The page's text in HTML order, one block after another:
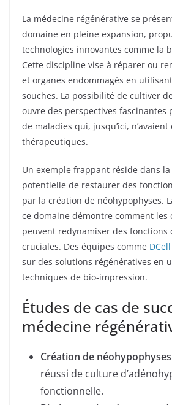
La médecine régénérative se
domaine en pleine expansion,
technologies innovantes comme la
Cette discipline vise à réparer ou
et organes endommagés en
souches. La possibilité de cultiver
ouvre des perspectives
de maladies qui, jusqu’ici, n’avaient
thérapeutiques.
Un exemple frappant réside dans la
potentielle de restaurer des
par la création de néohypophyses.
ce domaine démontre comment les
peuvent redynamiser des fonctions
cruciales. Des équipes comme
sur des solutions régénératives en
techniques de bio-impression.
Études de cas de
médecine
Création de
réussi de culture
fonctionnelle.